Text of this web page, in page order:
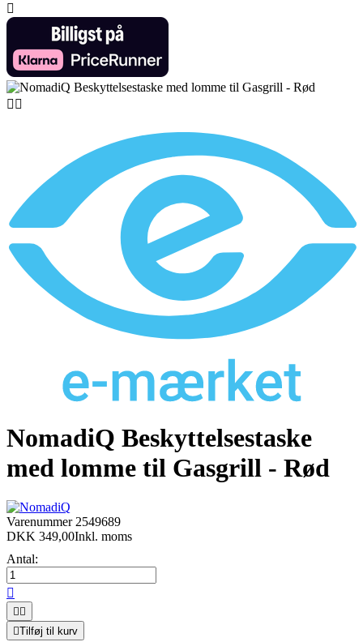

 
NomadiQ Beskyttelsestaske
med lomme til Gasgrill - Rød
Varenummer 2549689
DKK 349,00Inkl. moms
Antal:

 
Tilføj til kurv